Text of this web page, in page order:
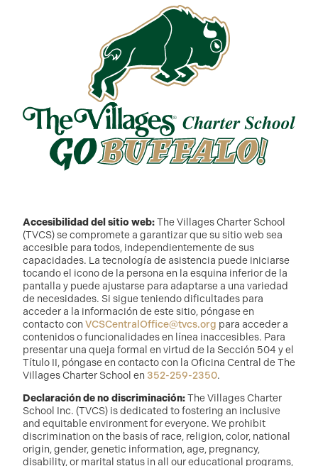
Accesibilidad del sitio web:The Villages Charter School
(TVCS) se compromete a garantizar que su sitio web sea
accesible para todos, independientemente de sus
capacidades. La tecnología de asistencia puede iniciarse
tocando el icono de la persona en la esquina inferior de la
pantalla y puede ajustarse para adaptarse a una variedad
de necesidades. Si sigue teniendo dificultades para
acceder a la información de este sitio, póngase en
contacto con VCSCentralOffice@tvcs.org para acceder a
contenidos o funcionalidades en línea inaccesibles. Para
presentar una queja formal en virtud de la Sección 504 y el
Título II, póngase en contacto con la Oficina Central de The
Villages Charter School en 352-259-2350.
Declaración de no discriminación:The Villages Charter
School Inc. (TVCS) is dedicated to fostering an inclusive
and equitable environment for everyone. We prohibit
discrimination on the basis of race, religion, color, national
origin, gender, genetic information, age, pregnancy,
disability, or marital status in all our educational programs,